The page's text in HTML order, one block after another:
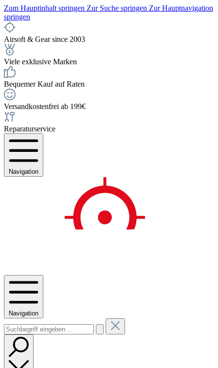
Zum Hauptinhalt springen Zur Suche springen Zur Hauptnavigation
springen
Airsoft & Gear since 2003
Viele exklusive Marken
Bequemer Kauf auf Raten
Versandkostenfrei ab 199€
Reparaturservice
Navigation
Navigation